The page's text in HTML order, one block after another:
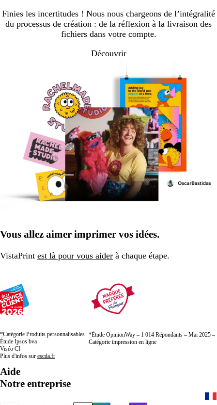
Finies les incertitudes ! Nous nous chargeons de l’intégralité
du processus de création : de la réflexion à la livraison des
fichiers dans votre compte.
Découvrir
Vous allez aimer imprimer vos idées.
VistaPrint est là pour vous aider à chaque étape.
*Catégorie Produits personnalisables
Étude Ipsos bva
Viséo CI
Plus d'infos sur escda.fr
*Étude OpinionWay – 1 014 Répondants – Mai 2025 –
Catégorie impression en ligne
Aide
Notre entreprise